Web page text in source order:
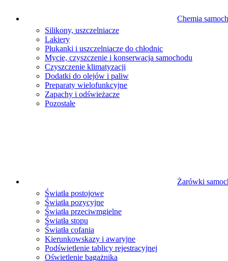
Chemia
Silikony, uszczelniacze
Lakiery
Płukanki i uszczelniacze do chłodnic
Mycie, czyszczenie i konserwacja samochodu
Czyszczenie klimatyzacji
Dodatki do olejów i paliw
Preparaty wielofunkcyjne
Zapachy i odświeżacze
Pozostałe
Żarówki
Światła postojowe
Światła pozycyjne
Światła przeciwmgielne
Światła stopu
Światła cofania
Kierunkowskazy i awaryjne
Podświetlenie tablicy rejestracyjnej
Oświetlenie bagażnika